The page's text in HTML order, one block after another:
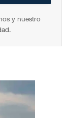
y nuestro
.